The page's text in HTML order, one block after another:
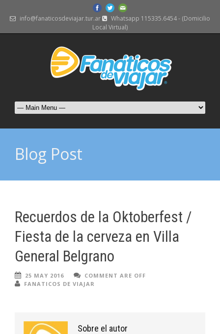
info@fanaticosdeviajar.tur.ar
Whatsapp 115335.6454 - (Domicilio
Local Virtual)
Blog Post
Recuerdos de la Oktoberfest /
Fiesta de la cerveza en Villa
General Belgrano
25 MAY 2016
COMMENT ARE OFF
FANATICOS DE VIAJAR
Sobre el autor